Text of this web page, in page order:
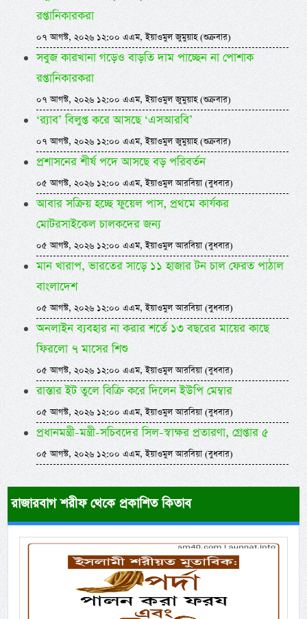
রপ্তানিকারকরা
০৭ আগস্ট, ২০২৬ ১২:০০ এএম, ইয়াওমুল জুমুয়াহ (শুক্রবার)
সবুজ কারখানা গড়েও বাড়তি দাম পাচ্ছেন না পোশাক
রপ্তানিকারকরা
০৭ আগস্ট, ২০২৬ ১২:০০ এএম, ইয়াওমুল জুমুয়াহ (শুক্রবার)
‘র‍্যাব’ বিলুপ্ত করে আসছে ‘এসআরবি’
০৭ আগস্ট, ২০২৬ ১২:০০ এএম, ইয়াওমুল জুমুয়াহ (শুক্রবার)
প্রশাসনের শীর্ষ পদে আসছে বড় পরিবর্তন
০৫ আগস্ট, ২০২৬ ১২:০০ এএম, ইয়াওমুল আরবিয়া (বুধবার)
আবার সক্রিয় হচ্ছে ফুয়েল পাস, প্রথমে কার্যকর
মোটরসাইকেল চালকদের জন্য
০৫ আগস্ট, ২০২৬ ১২:০০ এএম, ইয়াওমুল আরবিয়া (বুধবার)
মান খারাপ, ভারতের সাড়ে ১১ হাজার টন চাল ফেরত পাঠাল
বাংলাদেশ
০৫ আগস্ট, ২০২৬ ১২:০০ এএম, ইয়াওমুল আরবিয়া (বুধবার)
অনলাইন ব্যবহার না করার শর্তে ১৩ বছরের মায়ের কাছে
ফিরলো ৭ মাসের শিশু
০৫ আগস্ট, ২০২৬ ১২:০০ এএম, ইয়াওমুল আরবিয়া (বুধবার)
রাস্তার ইট তুলে বিক্রি করে দিলেন ইউপি মেম্বার
০৫ আগস্ট, ২০২৬ ১২:০০ এএম, ইয়াওমুল আরবিয়া (বুধবার)
প্রধানমন্ত্রী-মন্ত্রী-সচিবদের সিল-স্বাক্ষর প্রতারণা, গ্রেপ্তার ৫
০৫ আগস্ট, ২০২৬ ১২:০০ এএম, ইয়াওমুল আরবিয়া (বুধবার)
রাজারবাগ শরীফ থেকে প্রকাশিত কিতাব